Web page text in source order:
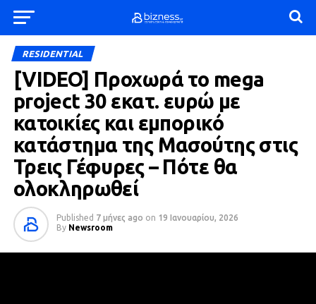
RESIDENTIAL
[VIDEO] Προχωρά το mega
project 30 εκατ. ευρώ με
κατοικίες και εμπορικό
κατάστημα της Μασούτης στις
Τρεις Γέφυρες – Πότε θα
ολοκληρωθεί
Published 7 μήνες ago on 19 Ιανουαρίου, 2026
By Newsroom